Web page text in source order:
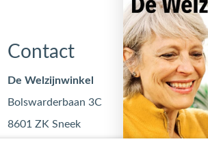
Contact
De Welzijnwinkel
Bolswarderbaan 3C
8601 ZK Sneek